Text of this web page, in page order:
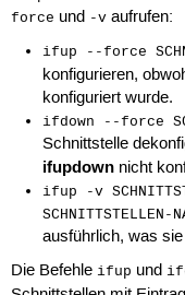
force und -vaufrufen:
ifup --force
konfigurieren,
konfiguriert wurde.
ifdown --force
Schnittstelle
ifupdown nicht
ifup -v
SCHNITTSTELLEN-
ausführlich, was
Die Befehle ifup und